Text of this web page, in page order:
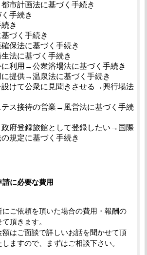
市計画法に基づく手続き
手続き
き
づく手続き
保法に基づく手続き
法に基づく手続き
利用→公衆浴場法に基づく手続き
提供→温泉法に基づく手続き
設けて公衆に見聞きさせる→興行場法
テス接待の営業→風営法に基づく手続
府登録旅館として登録したい→国際
規定に基づく手続き
請に必要な費用
にご依頼を頂いた場合の費用・報酬の
頂きます。
額はご面談で詳しいお話を聞かせて頂
ますので、まずはご相談下さい。